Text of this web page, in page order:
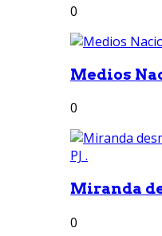
0
Medios
0
Miranda
0